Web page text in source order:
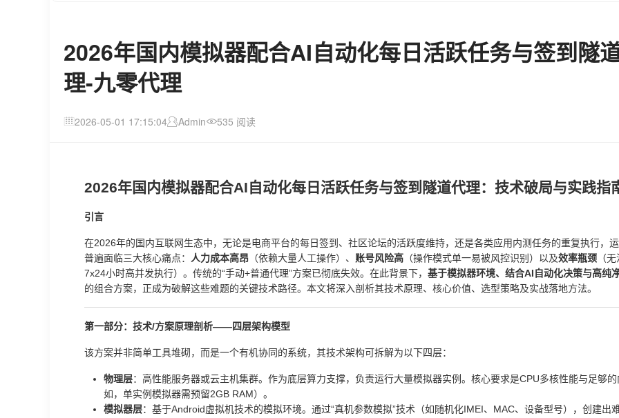
2026年国内模拟器配合AI自动化每日活跃任务与签到隧
理-九零代理
2026-05-01 17:15:04 Admin 535 阅读
2026年国内模拟器配合AI自动化每日活跃任务与签到隧道代理：技术破局与实践指
引言
在2026年的国内互联网生态中，无论是电商平台的每日签到、社区论坛的活跃度维持，还是各类应用内测任务的重复执行，
普遍面临三大核心痛点：
人力成本高昂 （依赖大量人工操作）、 账号风险高 （操作模式单一易被风控识别）以及效率瓶颈 （
7x24小时高并发执行）。传统的“手动+普通代理”方案已彻底失效。在此背景下， 基于模拟器环境、结合AI自动化决策与高纯
的组合方案，正成为破解这些难题的关键技术路径。本文将深入剖析其技术原理、核心价值、选型策略及实战落地方法。
第一部分：技术/方案原理剖析——四层架构模型
该方案并非简单工具堆砌，而是一个有机协同的系统，其技术架构可拆解为以下四层：
物理层：高性能服务器或云主机集群。作为底层算力支撑，负责运行大量模拟器实例。核心要求是CPU多核性能与足够的
如，单实例模拟器需预留2GB RAM）。
模拟器层：基于Android虚拟机技术的模拟环境。通过“真机参数模拟”技术（如随机化IMEI、MAC、设备型号），创建出